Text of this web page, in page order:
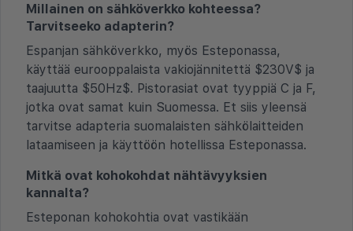
Millainen on sähköverkko kohteessa?
Tarvitseeko adapterin?
Espanjan sähköverkko, myös Esteponassa,
käyttää eurooppalaista vakiojännitettä $230V$ ja
taajuutta $50Hz$. Pistorasiat ovat tyyppiä C ja F,
jotka ovat samat kuin Suomessa. Et siis yleensä
tarvitse adapteria suomalaisten sähkölaitteiden
lataamiseen ja käyttöön hotellissa Esteponassa.
Mitkä ovat kohokohdat nähtävyyksien
kannalta?
Esteponan kohokohtia ovat vastikään